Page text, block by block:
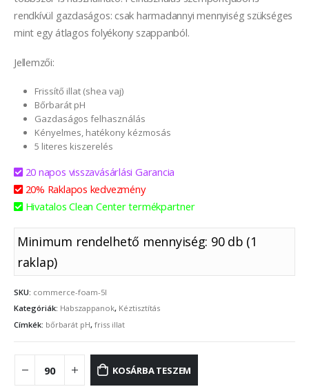
rendkívül gazdaságos: csak harmadannyi mennyiség szükséges
mint egy átlagos folyékony szappanból.
Jellemzői:
Frissítő illat (shea vaj)
Bőrbarát pH
Gazdaságos felhasználás
Kényelmes, hatékony kézmosás
5 literes kiszerelés
20 napos visszavásárlási Garancia
20% Raklapos kedvezmény
Hivatalos Clean Center termékpartner
Minimum rendelhető mennyiség: 90 db (1
raklap)
SKU: commerce-foam-5l
Kategóriák: Habszappanok, Kéztisztítás
Címkék: bőrbarát pH, friss illat
KOSÁRBA TESZEM